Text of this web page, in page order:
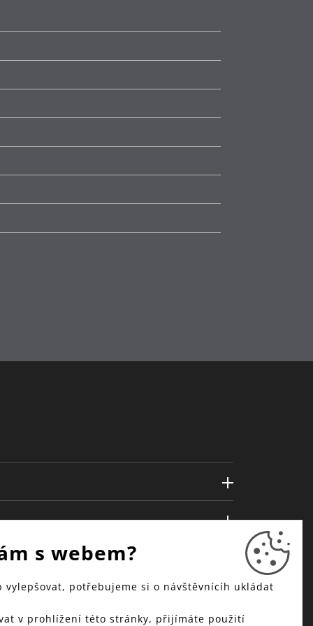
s webem?
vylepšovat, potřebujeme si o návštěvnícíh ukládat
v prohlížení této stránky, přijímáte použití